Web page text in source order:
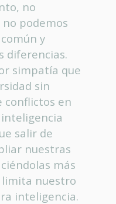
no
podemos
y
diferencias.
simpatía que
sin
conflictos en
salir de
nuestras
más
nuestro
inteligencia.